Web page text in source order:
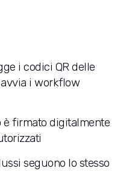
i codici QR delle
i workflow
firmato digitalmente
seguono lo stesso